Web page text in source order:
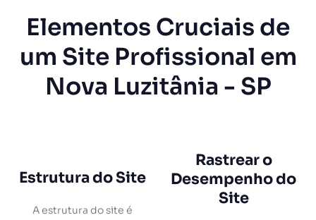
Elementos Cruciais de
um Site Profissional em
Nova Luzitânia - SP
Estrutura do Site
A estrutura do site é
Rastrear o
Desempenho do
Site